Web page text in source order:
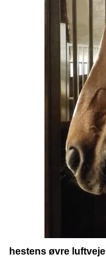
hestens øvre luftveje